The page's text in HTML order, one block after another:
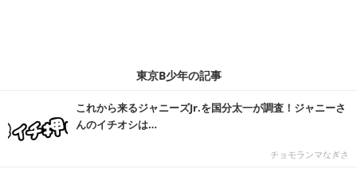
東京B少年の記事
これから来るジャニーズJr.を国分太一が調査！ジャニーさ
んのイチオシは…
チョモランマなぎさ